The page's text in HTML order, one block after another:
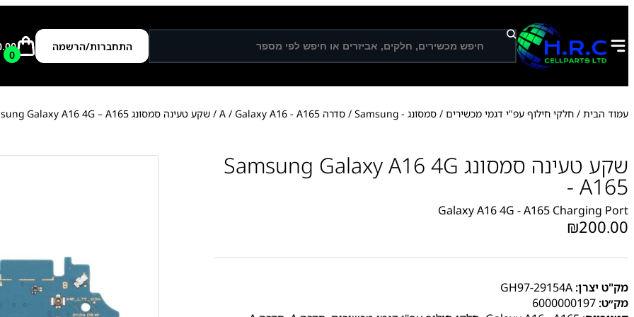
ח
י
פ
התחברות/הרשמה
0
עמוד הבית / חלקי חילוף עפ"י דגמי מכשירים / סמסונג - Samsung / סדרה A / Galaxy A16 - A165 / שקע טעינה סמסונג Samsung Galaxy A16 4G – A165
שקע טעינה סמסונג Samsung Galaxy A16 4G
- A165
Galaxy A16 4G - A165 Charging Port
₪200.00
מק"ט יצרן: GH97-29154A
מק״ט: 6000000197